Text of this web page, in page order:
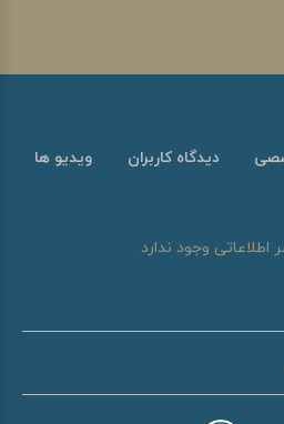
دیدگاه کاربران ویدیو ها
اطلاعاتی وجود ندارد